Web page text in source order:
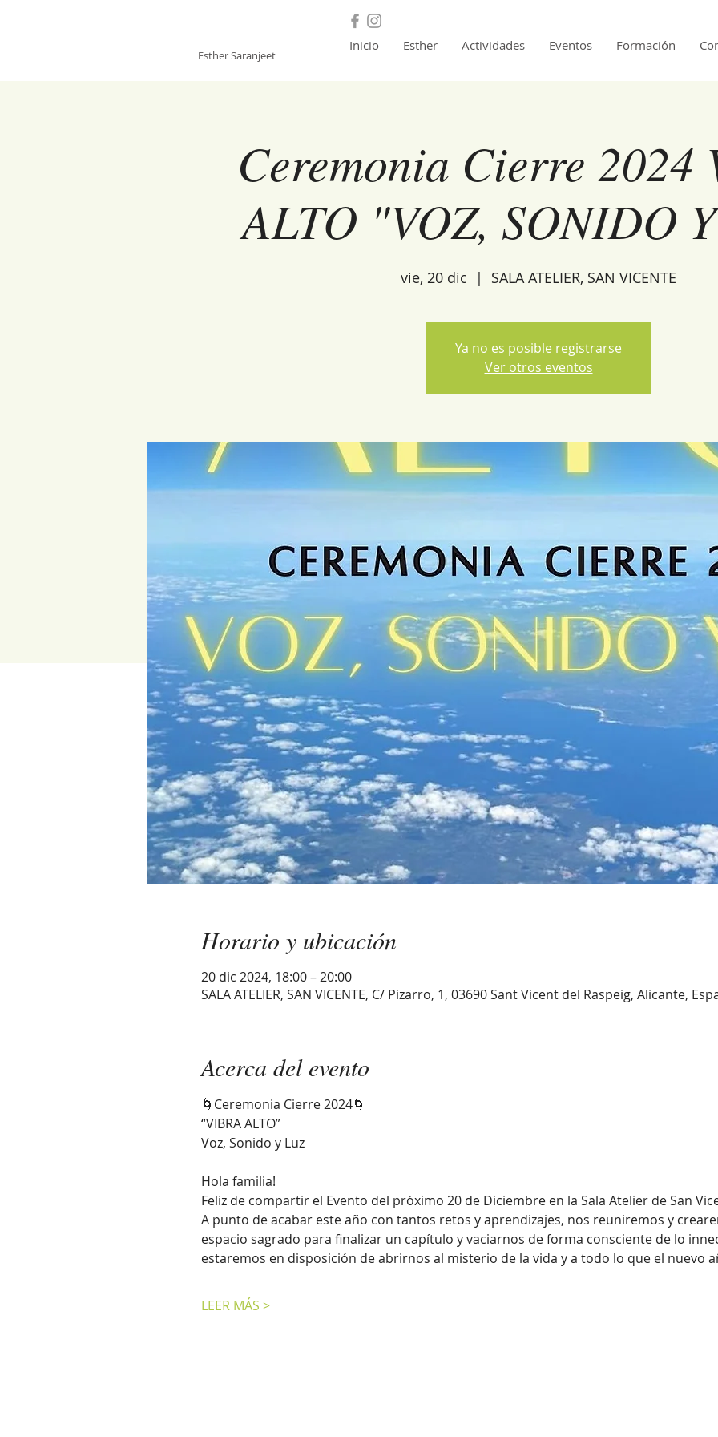
Esther Saranjeet
Inicio Esther Actividades Eventos Formación
Ceremonia Cierre 2024
ALTO "VOZ, SONIDO
vie, 20 dic
  |
SALA ATELIER, SAN VICENTE
Ya no es posible registrarse
Ver otros eventos
Horario y ubicación
20 dic 2024, 18:00 – 20:00
SALA ATELIER, SAN VICENTE, C/ Pizarro, 1, 03690 Sant Vicent del Raspeig, Alicante,
Acerca del evento
🌀Ceremonia Cierre 2024🌀
“VIBRA ALTO”
Voz, Sonido y Luz
Hola familia!
Feliz de compartir el Evento del próximo 20 de Diciembre en la Sala Atelier de San
A punto de acabar este año con tantos retos y aprendizajes, nos reuniremos y
espacio sagrado para finalizar un capítulo y vaciarnos de forma consciente de lo
estaremos en disposición de abrirnos al misterio de la vida y a todo lo que el nuevo
LEER MÁS >